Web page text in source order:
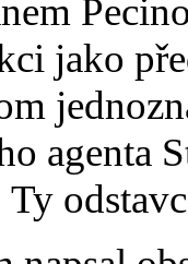
jako
agenta
Ty